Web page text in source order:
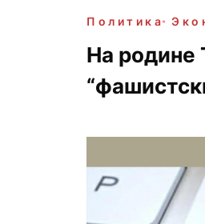
Политика
На родине